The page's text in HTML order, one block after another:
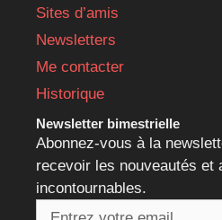
Sites d’amis
Newsletters
Me contacter
Historique
Newsletter bimestrielle
Abonnez-vous à la
recevoir les nouveautés et
incontournables.